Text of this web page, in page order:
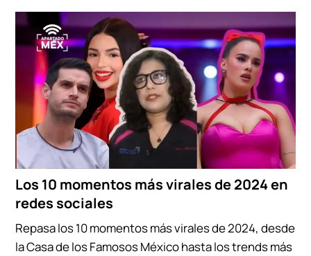
Los 10 momentos más virales de 2024 en
redes sociales
Repasa los 10 momentos más virales de 2024, desde
la Casa de los Famosos México hasta los trends más